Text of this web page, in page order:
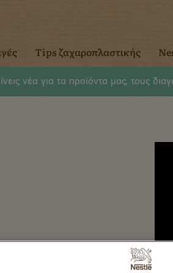
νέα για τα προϊόντα μας, τους
Tips ζαχαροπλαστικής
τέλεια